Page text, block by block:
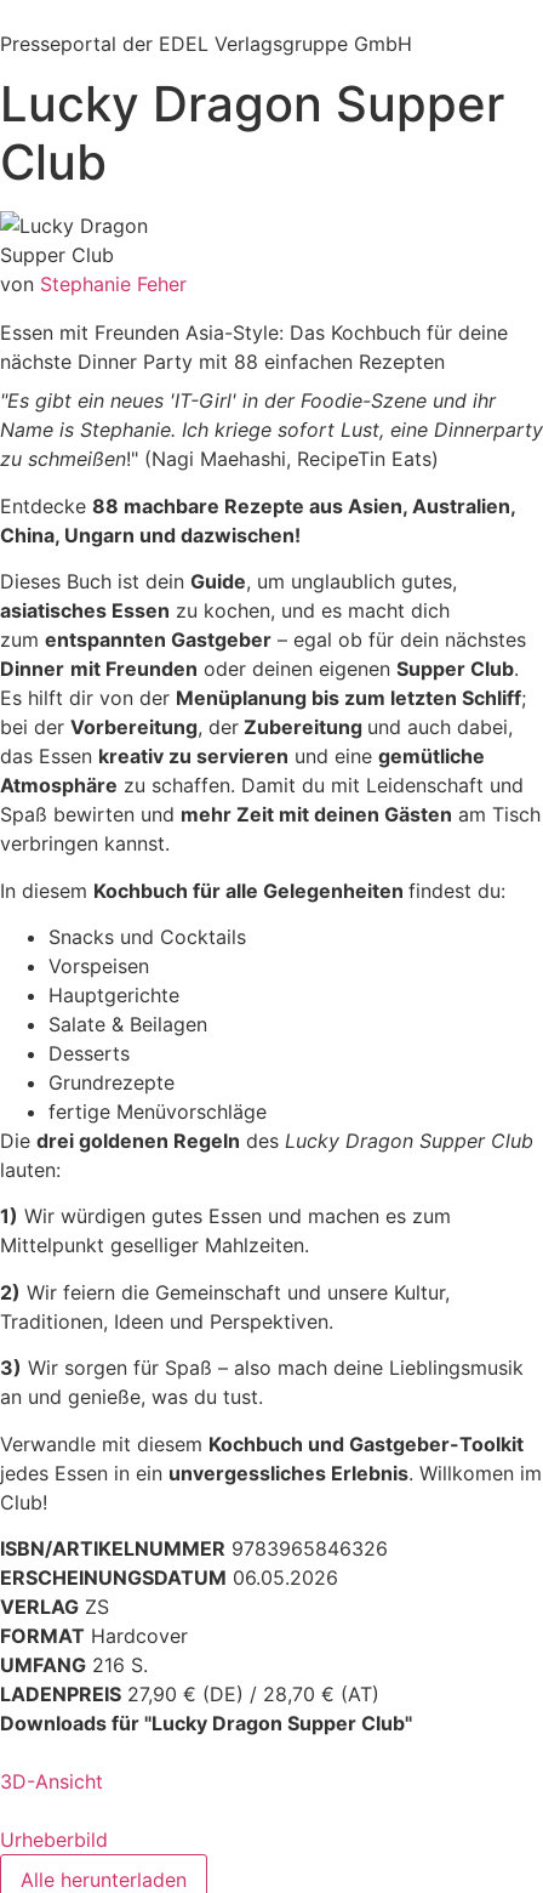
Inhalt
Presseportal der EDEL Verlagsgruppe GmbH
Lucky Dragon Supper
Club
von Stephanie Feher
Essen mit Freunden Asia-Style: Das Kochbuch für deine
nächste Dinner Party mit 88 einfachen Rezepten
"Es gibt ein neues 'IT-Girl' in der Foodie-Szene und ihr
Name is Stephanie. Ich kriege sofort Lust, eine Dinnerparty
zu schmeißen!" (Nagi Maehashi, RecipeTin Eats)
Entdecke 88 machbare Rezepte aus Asien, Australien,
China, Ungarn und dazwischen!
Dieses Buch ist dein Guide, um unglaublich gutes,
asiatisches Essen zu kochen, und es macht dich
zum entspannten Gastgeber – egal ob für dein nächstes
Dinner mit Freunden oder deinen eigenen Supper Club.
Es hilft dir von der Menüplanung bis zum letzten Schliff;
bei der Vorbereitung, der Zubereitung und auch dabei,
das Essen kreativ zu servieren und eine gemütliche
Atmosphäre zu schaffen. Damit du mit Leidenschaft und
Spaß bewirten und mehr Zeit mit deinen Gästen am Tisch
verbringen kannst.
In diesem Kochbuch für alle Gelegenheiten findest du:
Snacks und Cocktails
Vorspeisen
Hauptgerichte
Salate & Beilagen
Desserts
Grundrezepte
fertige Menüvorschläge
Die drei goldenen Regeln des Lucky Dragon Supper Club
lauten:
1) Wir würdigen gutes Essen und machen es zum
Mittelpunkt geselliger Mahlzeiten.
2) Wir feiern die Gemeinschaft und unsere Kultur,
Traditionen, Ideen und Perspektiven.
3) Wir sorgen für Spaß – also mach deine Lieblingsmusik
an und genieße, was du tust.
Verwandle mit diesem Kochbuch und Gastgeber-Toolkit
jedes Essen in ein unvergessliches Erlebnis. Willkomen im
Club!
ISBN/ARTIKELNUMMER 9783965846326
ERSCHEINUNGSDATUM 06.05.2026
VERLAG ZS
FORMAT Hardcover
UMFANG 216 S.
LADENPREIS 27,90 € (DE) / 28,70 € (AT)
Downloads für "Lucky Dragon Supper Club"
3D-Ansicht
Urheberbild
Alle herunterladen